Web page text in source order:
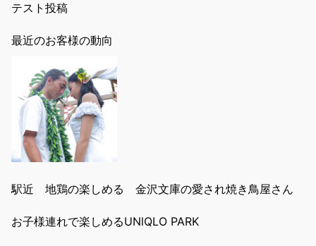
テスト投稿
最近のお客様の動向
駅近 地鶏の楽しめる 金沢文庫の愛され焼き鳥屋さん
お子様連れで楽しめるUNlQLO PARK